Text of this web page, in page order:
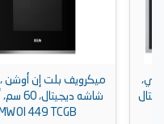
ميكرويف بلت إن أوشن ، 44 لتر،
شاشه ديجيتال، 60 سم، أسود -
MWOI 449 TCGB